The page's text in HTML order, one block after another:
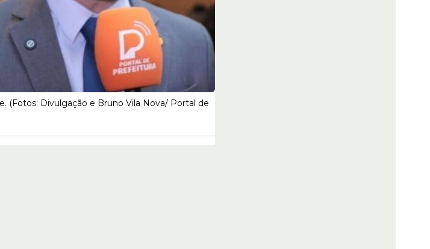
(Fotos: Divulgação e Bruno Vila Nova/ Portal de